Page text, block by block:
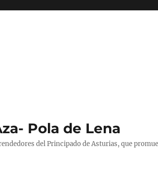
Pola de Lena
del Principado de Asturias, que